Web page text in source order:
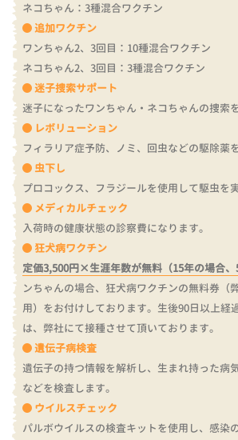
ネコちゃん：3種混合ワクチン
追加ワクチン
ワンちゃん2、3回目：10種混合ワクチン
ネコちゃん2、3回目：3種混合ワクチン
迷子捜索サポート
迷子になったワンちゃん・ネコちゃんの捜索
レボリューション
フィラリア症予防、ノミ、回虫などの駆除薬
虫下し
プロコックス、フラジールを使用して駆虫を
メディカルチェック
入荷時の健康状態の診察費になります。
狂犬病ワクチン
定価3,500円×生涯年数が無料（15年の場合、
ンちゃんの場合、狂犬病ワクチンの無料券（
用）をお付けしております。 生後90日以上経
は、弊社にて接種させて頂いております。
遺伝子病検査
遺伝子の持つ情報を解析し、生まれ持った病
などを検査します。
ウイルスチェック
パルボウイルスの検査キットを使用し、感染